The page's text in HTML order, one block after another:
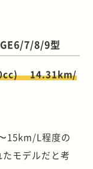
7/8/9型
14.31km/
15km/L程度の
モデルだと考